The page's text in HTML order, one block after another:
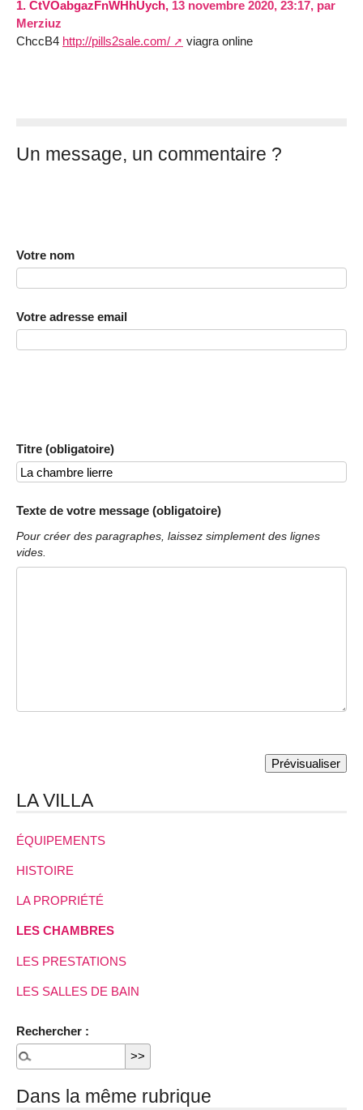
1. CtVOabgazFnWHhUych, 13 novembre 2020, 23:17, par
Merziuz
ChccB4 http://pills2sale.com/ viagra online
Un message, un commentaire ?
Votre nom
Votre adresse email
Titre (obligatoire)
Texte de votre message (obligatoire)
Pour créer des paragraphes, laissez simplement des lignes
vides.
LA VILLA
ÉQUIPEMENTS
HISTOIRE
LA PROPRIÉTÉ
LES CHAMBRES
LES PRESTATIONS
LES SALLES DE BAIN
Rechercher :
Dans la même rubrique